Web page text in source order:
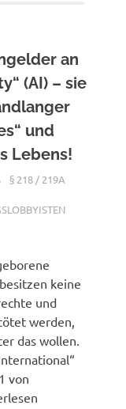
an
(AI) – sie
und
Lebens!
XX
§ 218 / 219A
keine
und
werden,
das wollen.
von